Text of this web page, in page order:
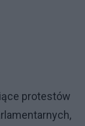
protestów